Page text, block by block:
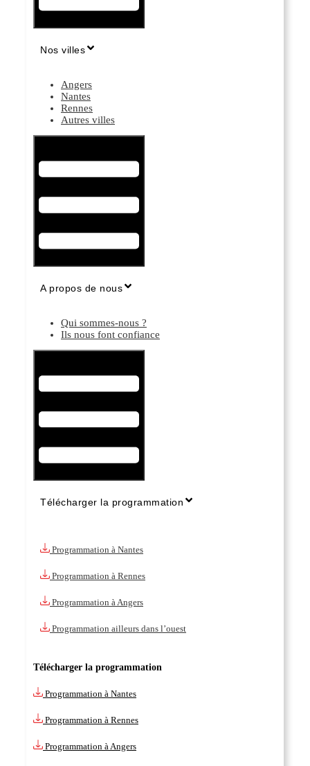
Nos villes
Angers
Nantes
Rennes
Autres villes
A propos de nous
Qui sommes-nous ?
Ils nous font confiance
Télécharger la programmation
Programmation à Nantes
Programmation à Rennes
Programmation à Angers
Programmation ailleurs dans l’ouest
Télécharger la programmation
Programmation à Nantes
Programmation à Rennes
Programmation à Angers